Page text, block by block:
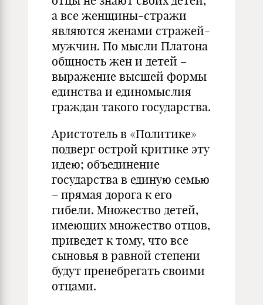
а все женщины-стражи
являются женами стражей-
мужчин. По мысли Платона
общность жен и детей –
выражение высшей формы
единства и единомыслия
граждан такого государства.
Аристотель в «Политике»
подверг острой критике эту
идею; объединение
государства в единую семью
– прямая дорога к его
гибели. Множество детей,
имеющих множество отцов,
приведет к тому, что все
сыновья в равной степени
будут пренебрегать своими
отцами.